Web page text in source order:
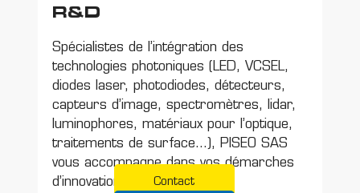
R&D
Spécialistes de l’intégration des
technologies photoniques (LED, VCSEL,
diodes laser, photodiodes, détecteurs,
capteurs d’image, spectromètres, lidar,
luminophores, matériaux pour l’optique,
traitements de surface…), PISEO SAS
vous accompagne dans vos démarches
d’innovation et d’optimisation.
Contact